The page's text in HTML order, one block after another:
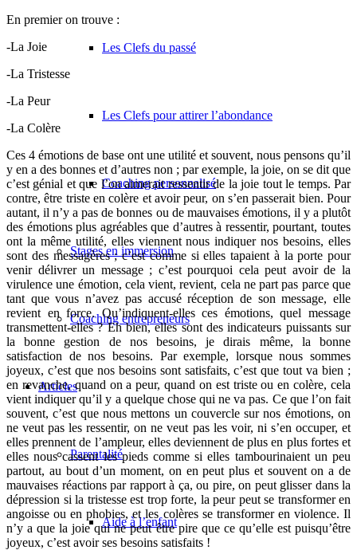
Les Clefs du passé
Les Clefs pour attirer l’abondance
Coaching personnalisé
Stages en immersion
Coaching entrepreneurs
Articles
Parentalité
Aide à l’enfant
En premier on trouve :
-La Joie
-La Tristesse
-La Peur
-La Colère
Ces 4 émotions de base ont une utilité et souvent, nous pensons qu’il
y en a des bonnes et d’autres non ; par exemple, la joie, on se dit que
c’est génial et que l’on aimerait ressentir de la joie tout le temps. Par
contre, être triste en colère et avoir peur, on s’en passerait bien. Pour
autant, il n’y a pas de bonnes ou de mauvaises émotions, il y a plutôt
des émotions plus agréables que d’autres à ressentir, pourtant, toutes
ont la même utilité, elles viennent nous indiquer nos besoins, elles
sont des messagères ; c’est comme si elles tapaient à la porte pour
venir délivrer un message ; c’est pourquoi cela peut avoir de la
virulence une émotion, cela vient, revient, cela ne part pas parce que
tant que vous n’avez pas accusé réception de son message, elle
revient en force. Qu’indiquent-elles ces émotions, quel message
transmettent-elles ? Eh bien, elles sont des indicateurs puissants sur
la bonne gestion de nos besoins, je dirais même, la bonne
satisfaction de nos besoins. Par exemple, lorsque nous sommes
joyeux, c’est que nos besoins sont satisfaits, c’est que tout va bien ;
en revanche, quand on a peur, quand on est triste ou en colère, cela
vient indiquer qu’il y a quelque chose qui ne va pas. Ce que l’on fait
souvent, c’est que nous mettons un couvercle sur nos émotions, on
ne veut pas les ressentir, on ne veut pas les voir, ni s’en occuper, et
elles prennent de l’ampleur, elles deviennent de plus en plus fortes et
elles nous cassent les pieds comme si elles tambourinaient un peu
partout, au bout d’un moment, on en peut plus et souvent on a de
mauvaises réactions par rapport à ça, ou pire, on peut glisser dans la
dépression si la tristesse est trop forte, la peur peut se transformer en
angoisse ou en phobies, et les colères se transformer en violence. Il
n’y a que la joie qui ne peut être pire que ce qu’elle est puisqu’être
joyeux, c’est avoir ses besoins satisfaits !